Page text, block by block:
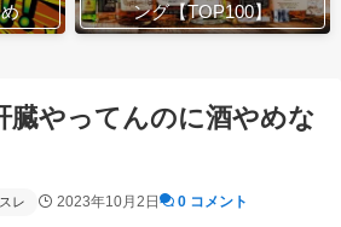
ング【TOP100】
臓やってんのに酒やめな
レ 2023年10月2日 0 コメント